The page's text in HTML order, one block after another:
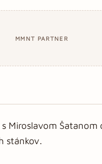
MMNT PARTNER
Miroslavom
stánkov.